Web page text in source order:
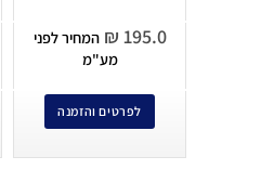
₪ 195.0
המחיר לפני
מע"מ
לפרטים והזמנה